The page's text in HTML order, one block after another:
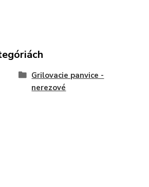
Grilovacie panvice -
nerezové